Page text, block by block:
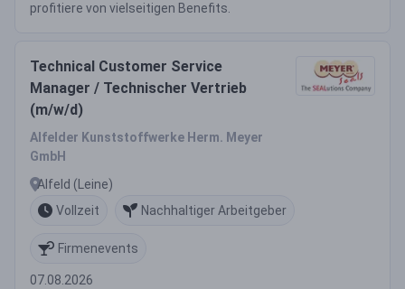
profitiere von vielseitigen Benefits.
Technical Customer Service
Manager / Technischer Vertrieb
(m/w/d)
Alfelder Kunststoffwerke Herm. Meyer
GmbH
Alfeld (Leine)
Vollzeit
Nachhaltiger Arbeitgeber
Firmenevents
07.08.2026